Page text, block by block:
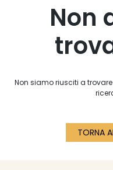
Non
Non siamo riusciti a
TORNA